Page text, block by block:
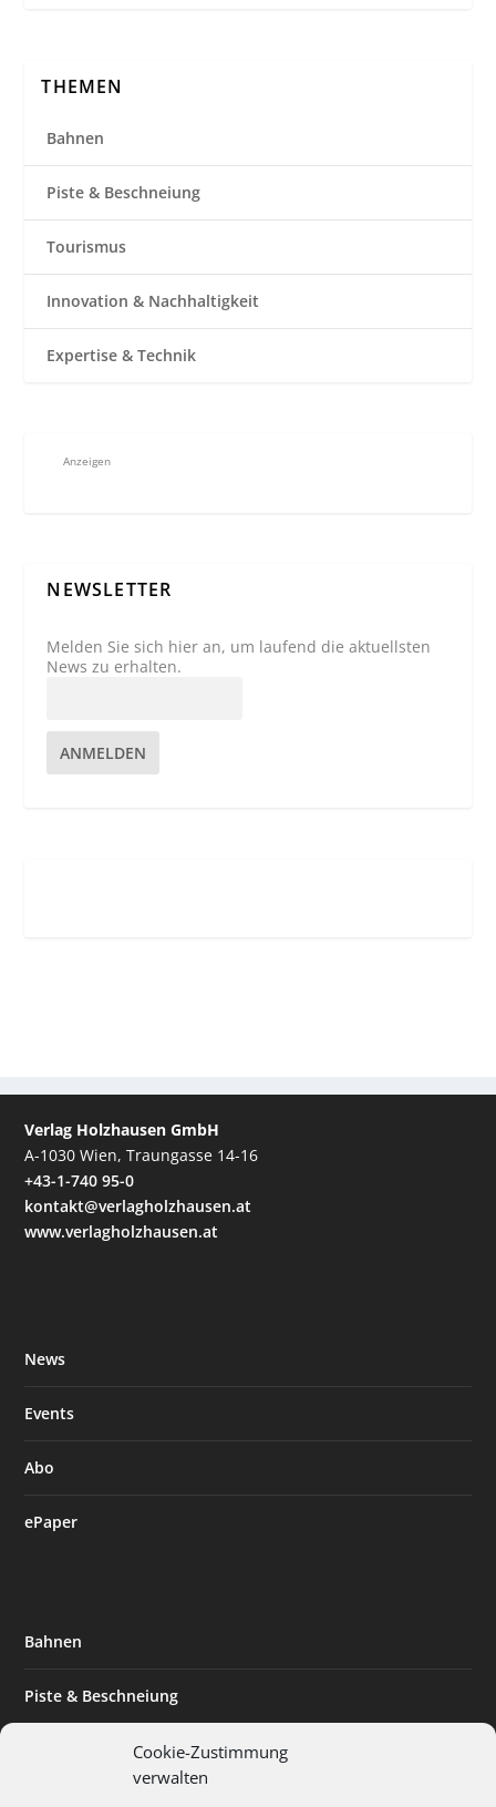
Cookie-Zustimmung
verwalten
THEMEN
Bahnen
Piste & Beschneiung
Tourismus
Innovation & Nachhaltigkeit
Expertise & Technik
Anzeigen
NEWSLETTER
Melden Sie sich hier an, um laufend die aktuellsten
News zu erhalten.
ANMELDEN
Verlag Holzhausen GmbH
A-1030 Wien, Traungasse 14-16
+43-1-740 95-0
kontakt@verlagholzhausen.at
www.verlagholzhausen.at
News
Events
Abo
ePaper
Bahnen
Piste & Beschneiung